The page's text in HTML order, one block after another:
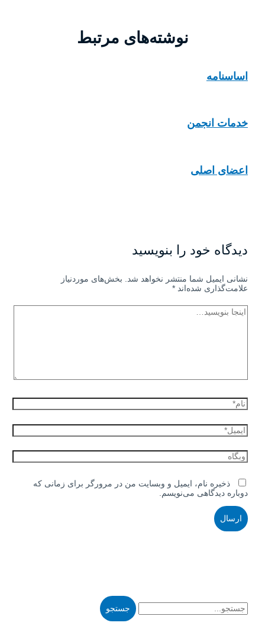
نوشته‌های مرتبط
اساسنامه
خدمات انجمن
اعضای اصلی
دیدگاه‌ خود را بنویسید
نشانی ایمیل شما منتشر نخواهد شد. بخش‌های موردنیاز
علامت‌گذاری شده‌اند*
ذخیره نام، ایمیل و وبسایت من در مرورگر برای زمانی که
دوباره دیدگاهی می‌نویسم.